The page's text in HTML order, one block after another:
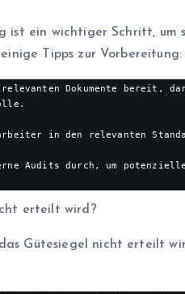
ist ein wichtiger Schritt, um
Tipps zur Vorbereitung:
Dokumente bereit,
in den relevanten
Audits durch, um
erteilt wird?
Gütesiegel nicht erteilt